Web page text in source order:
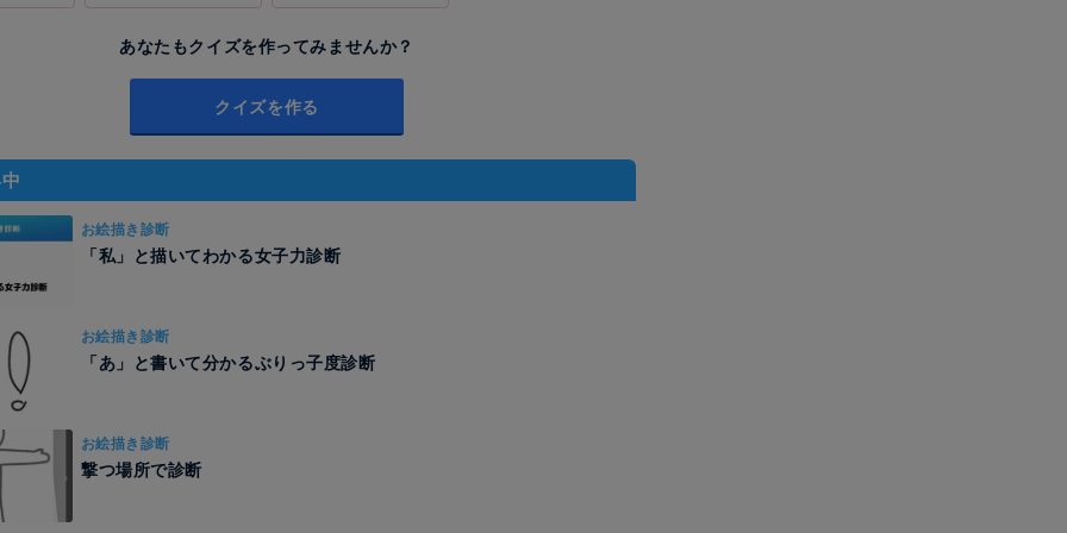
あなたもクイズを作ってみませんか？
クイズを作る
お絵描き診断
「私」と描いてわかる女子力診断
お絵描き診断
「あ」と書いて分かるぶりっ子度診断
お絵描き診断
撃つ場所で診断